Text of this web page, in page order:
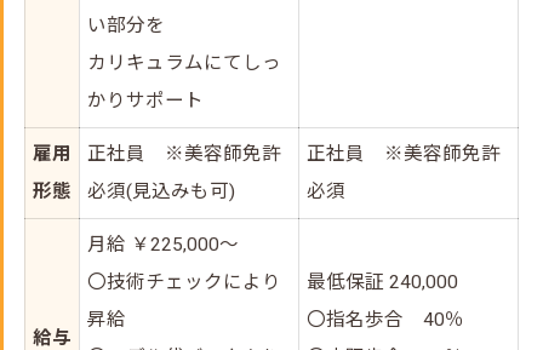
い部分を
カリキュラムにてしっ
かりサポート
雇用
形態
正社員 ※美容師免許
必須(見込みも可)
正社員 ※美容師免許
必須
給与
月給 ￥225,000～
〇技術チェックにより
昇給
最低保証 240,000
〇指名歩合 40％